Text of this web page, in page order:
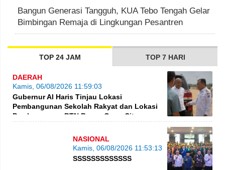
Bangun Generasi Tangguh, KUA Tebo Tengah Gelar
Bimbingan Remaja di Lingkungan Pesantren
TOP 24 JAM TOP 7 HARI
DAERAH
Kamis, 06/08/2026 11:59:03
Gubernur Al Haris Tinjau Lokasi
Pembangunan Sekolah Rakyat dan Lokasi
Pembangunan BTN BungoGreenCity
NASIONAL
Kamis, 06/08/2026 11:53:13
SSSSSSSSSSSSS